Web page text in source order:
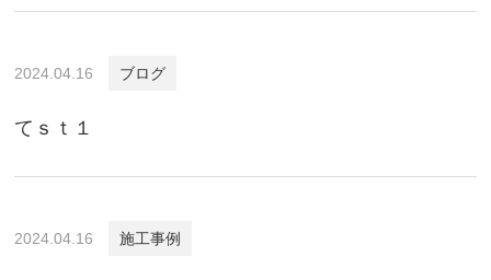
2024.04.16 ブログ
てｓｔ１
2024.04.16 施工事例